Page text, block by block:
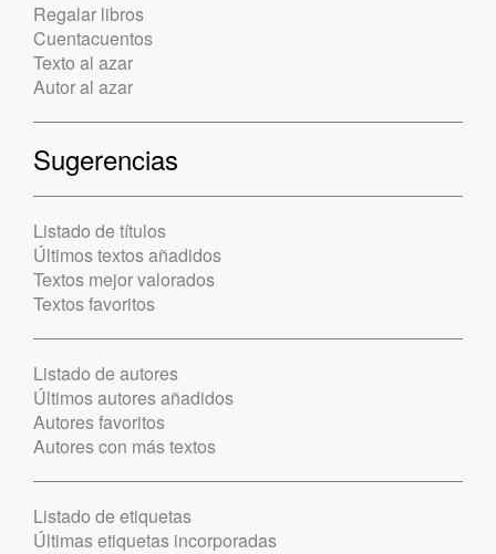
Regalar libros
Cuentacuentos
Texto al azar
Autor al azar
Sugerencias
Listado de títulos
Últimos textos añadidos
Textos mejor valorados
Textos favoritos
Listado de autores
Últimos autores añadidos
Autores favoritos
Autores con más textos
Listado de etiquetas
Últimas etiquetas incorporadas